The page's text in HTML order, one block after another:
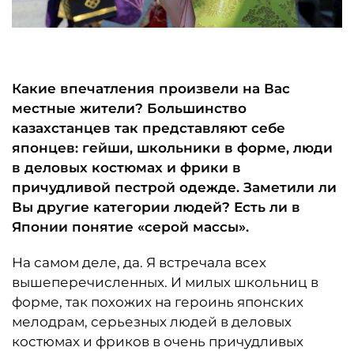
Какие впечатления произвели на Вас
местные жители? Большинство
казахстанцев так представляют себе
японцев: гейши, школьники в форме, люди
в деловых костюмах и фрики в
причудливой пестрой одежде. Заметили ли
Вы другие категории людей? Есть ли в
Японии понятие «серой массы».
На самом деле, да. Я встречала всех
вышеперечисленных. И милых школьниц в
форме, так похожих на героинь японских
мелодрам, серьезных людей в деловых
костюмах и фриков в очень причудливых